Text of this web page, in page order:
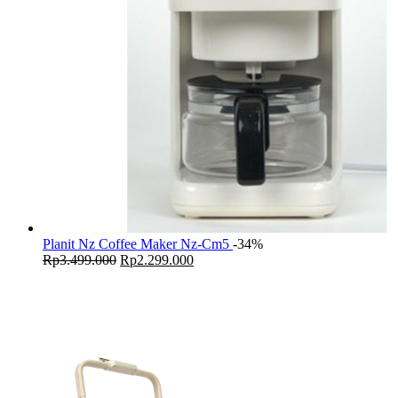
Planit Nz Coffee Maker Nz-Cm5 -34%
Rp3.499.000 Original
Rp2.299.000Current